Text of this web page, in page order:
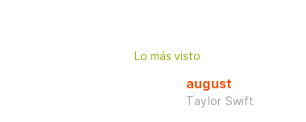
Lo más visto
august
Taylor Swift